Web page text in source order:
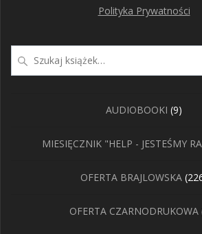
Polityka Prywatności
AUDIOBOOKI 99
MIESIĘCZNIK "HELP - JESTEŚMY
OFERTA BRAJLOWSKA
OFERTA CZARNODRUKOWA